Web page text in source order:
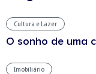
Cultura e Lazer
O sonho de uma
Imobiliário